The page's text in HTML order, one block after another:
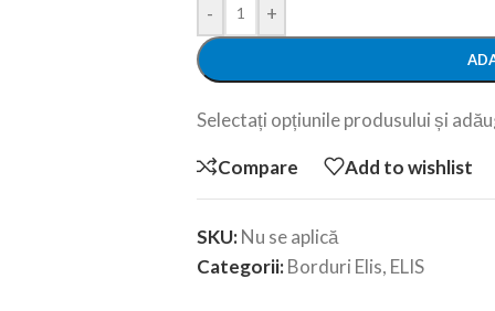
- +
Selectați opțiunile produsului și
Compare Add to wishlist
SKU:Nu se aplică
Categorii:Borduri Elis, ELIS